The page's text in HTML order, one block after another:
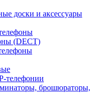
доски и аксессуары
(DECT)
телефонии
брошюраторы,